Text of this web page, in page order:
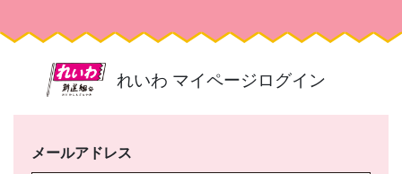
れいわ マイページログイン
メールアドレス